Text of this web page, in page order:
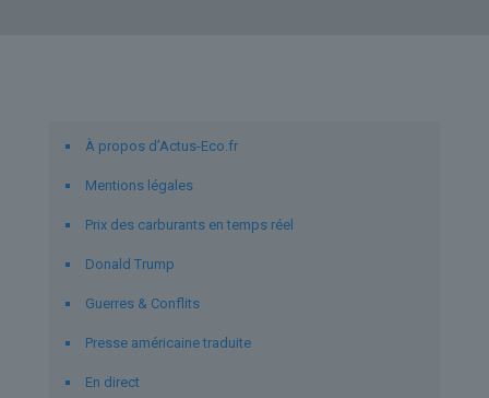
À propos d’Actus-Eco.fr
Mentions légales
Prix des carburants en temps réel
Donald Trump
Guerres & Conflits
Presse américaine traduite
En direct